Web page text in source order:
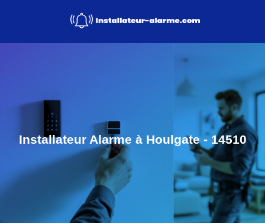
Installateur Alarme à Houlgate - 14510